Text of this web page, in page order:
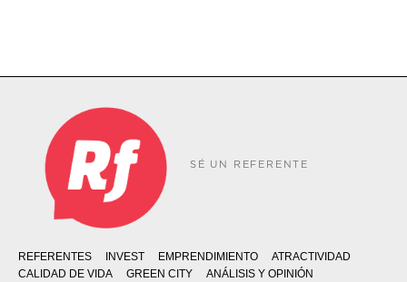
SÉ UN REFERENTE
REFERENTES INVEST EMPRENDIMIENTO
ATRACTIVIDAD
CALIDAD DE VIDA
GREEN CITY
ANÁLISIS Y OPINIÓN